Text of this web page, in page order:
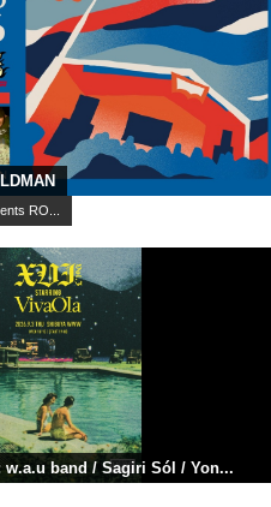
RO...
w.a.u band / Sagiri Sól / Yon...